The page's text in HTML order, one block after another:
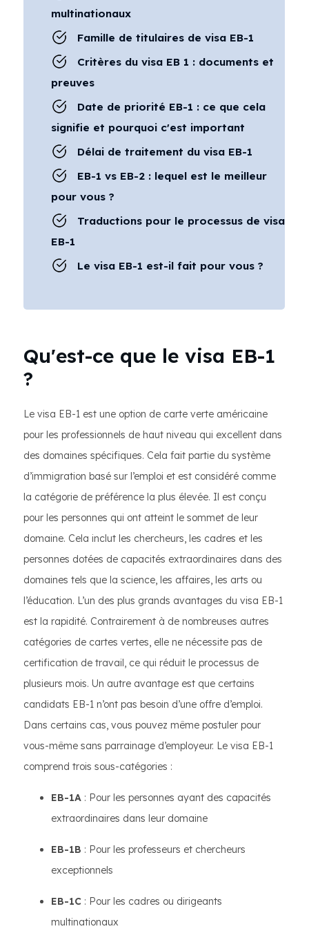
multinationaux
Famille de titulaires de visa EB-1
Critères du visa EB 1 : documents et
preuves
Date de priorité EB-1 : ce que cela
signifie et pourquoi c'est important
Délai de traitement du visa EB-1
EB-1 vs EB-2 : lequel est le meilleur
pour vous ?
Traductions pour le processus de visa
EB-1
Le visa EB-1 est-il fait pour vous ?
Qu'est-ce que le visa EB-1
?
Le visa EB-1 est une option de carte verte américaine
pour les professionnels de haut niveau qui excellent dans
des domaines spécifiques. Cela fait partie du système
d’immigration basé sur l’emploi et est considéré comme
la catégorie de préférence la plus élevée. Il est conçu
pour les personnes qui ont atteint le sommet de leur
domaine. Cela inclut les chercheurs, les cadres et les
personnes dotées de capacités extraordinaires dans des
domaines tels que la science, les affaires, les arts ou
l’éducation. L’un des plus grands avantages du visa EB-1
est la rapidité. Contrairement à de nombreuses autres
catégories de cartes vertes, elle ne nécessite pas de
certification de travail, ce qui réduit le processus de
plusieurs mois. Un autre avantage est que certains
candidats EB-1 n’ont pas besoin d’une offre d’emploi.
Dans certains cas, vous pouvez même postuler pour
vous-même sans parrainage d’employeur. Le visa EB-1
comprend trois sous-catégories :
EB-1A : Pour les personnes ayant des capacités
extraordinaires dans leur domaine
EB-1B : Pour les professeurs et chercheurs
exceptionnels
EB-1C : Pour les cadres ou dirigeants
multinationaux